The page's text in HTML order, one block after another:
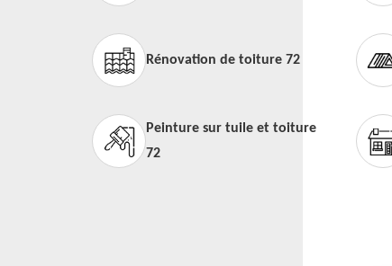
Rénovation de toiture 72
Peinture sur tuile et toiture
72